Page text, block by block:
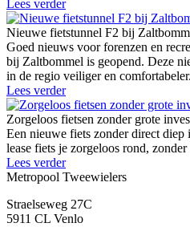
Lees verder
Nieuwe fietstunnel F2 bij
Goed nieuws voor forenzen en
bij Zaltbommel is geopend. Deze
in de regio veiliger en comfortabeler.
Lees verder
Zorgeloos fietsen zonder grote
Een nieuwe fiets zonder direct diep
lease fiets je zorgeloos rond,
Lees verder
Metropool Tweewielers
Straelseweg 27C
5911 CL Venlo